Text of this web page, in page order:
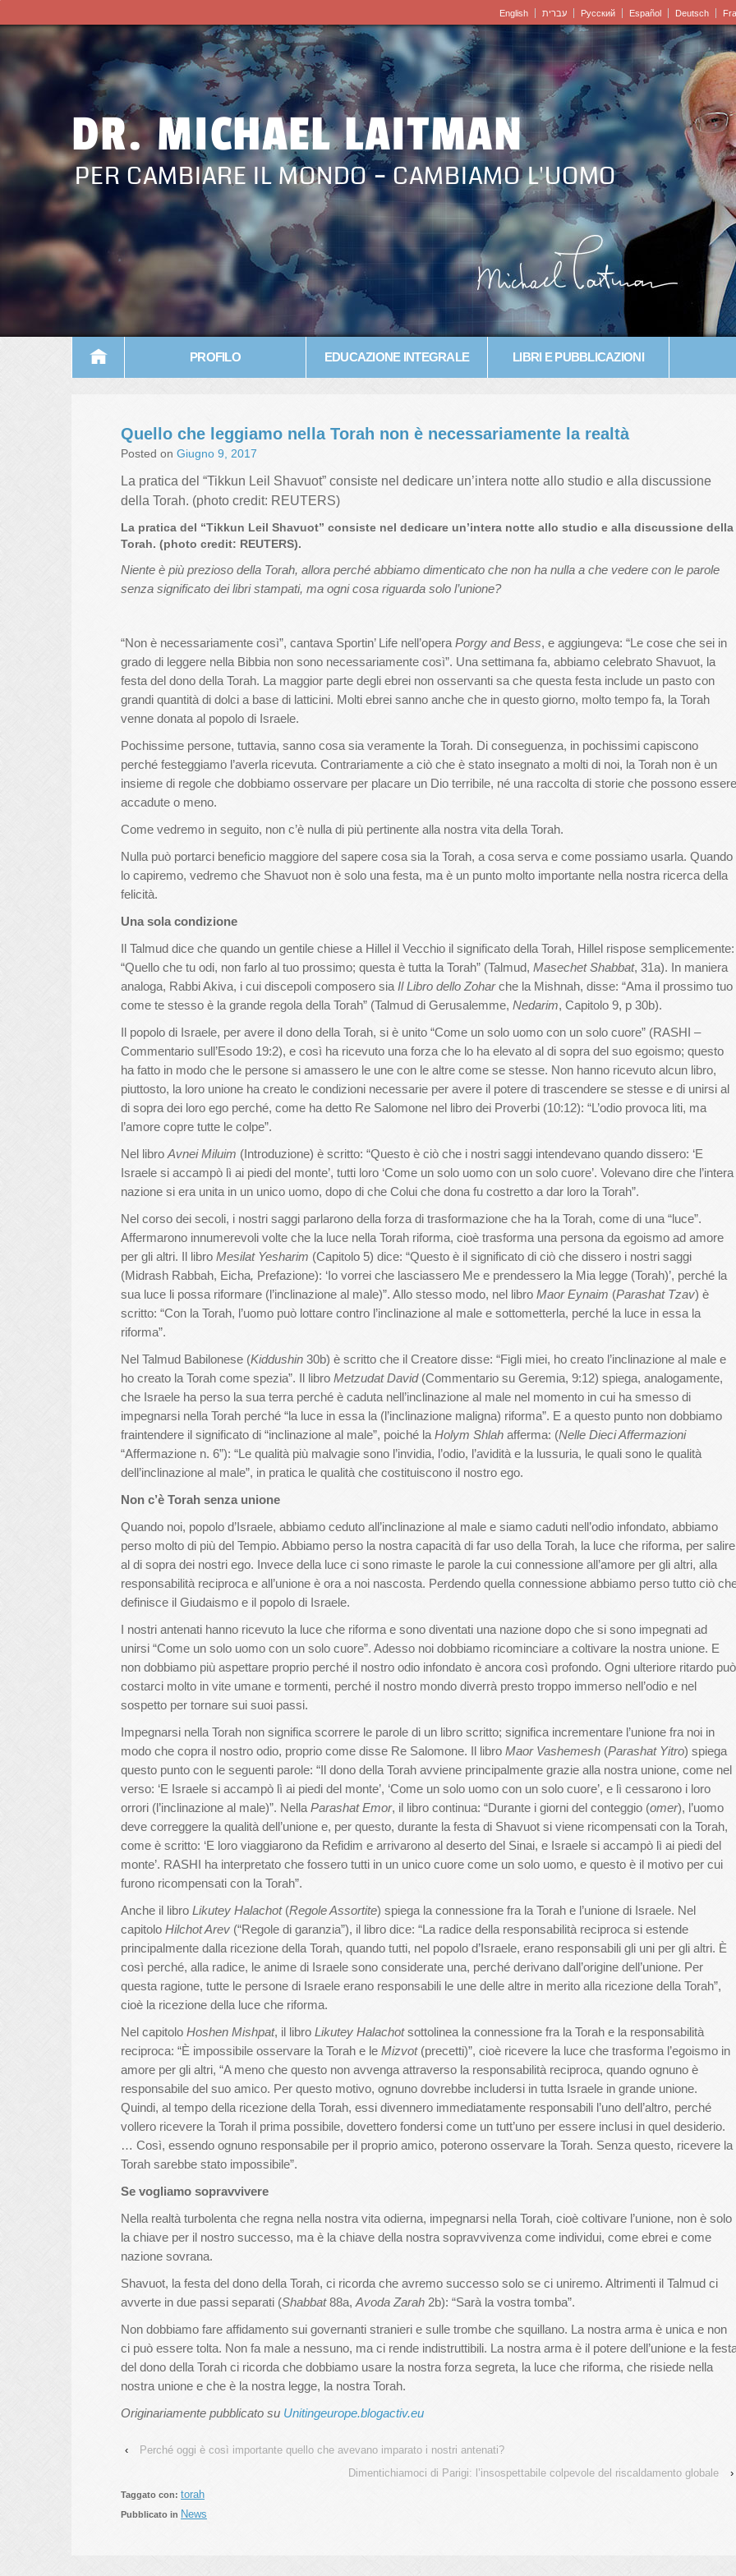
English עברית Pусский Español Deutsch
DR. MICHAEL LAITMAN
PER CAMBIARE IL MONDO – CAMBIAMO L'UOMO
PROFILO EDUCAZIONE INTEGRALE LIBRI E PUBBLICAZIONI
Quello che leggiamo nella Torah non è necessariamente la realtà
Posted on Giugno 9, 2017
La pratica del “Tikkun Leil Shavuot” consiste nel dedicare un’intera notte allo studio e alla discussione
della Torah. (photo credit: REUTERS)
La pratica del “Tikkun Leil Shavuot” consiste nel dedicare un’intera notte allo studio e alla discussione della
Torah. (photo credit: REUTERS).
Niente è più prezioso della Torah, allora perché abbiamo dimenticato che non ha nulla a che vedere con le parole
senza significato dei libri stampati, ma ogni cosa riguarda solo l’unione?
“Non è necessariamente così”, cantava Sportin’ Life nell’opera Porgy and Bess, e aggiungeva: “Le cose che sei in
grado di leggere nella Bibbia non sono necessariamente così”. Una settimana fa, abbiamo celebrato Shavuot, la
festa del dono della Torah. La maggior parte degli ebrei non osservanti sa che questa festa include un pasto con
grandi quantità di dolci a base di latticini. Molti ebrei sanno anche che in questo giorno, molto tempo fa, la Torah
venne donata al popolo di Israele.
Pochissime persone, tuttavia, sanno cosa sia veramente la Torah. Di conseguenza, in pochissimi capiscono
perché festeggiamo l’averla ricevuta. Contrariamente a ciò che è stato insegnato a molti di noi, la Torah non è un
insieme di regole che dobbiamo osservare per placare un Dio terribile, né una raccolta di storie che possono essere
accadute o meno.
Come vedremo in seguito, non c’è nulla di più pertinente alla nostra vita della Torah.
Nulla può portarci beneficio maggiore del sapere cosa sia la Torah, a cosa serva e come possiamo usarla. Quando
lo capiremo, vedremo che Shavuot non è solo una festa, ma è un punto molto importante nella nostra ricerca della
felicità.
Una sola condizione
Il Talmud dice che quando un gentile chiese a Hillel il Vecchio il significato della Torah, Hillel rispose semplicemente:
“Quello che tu odi, non farlo al tuo prossimo; questa è tutta la Torah” (Talmud, Masechet Shabbat, 31a). In maniera
analoga, Rabbi Akiva, i cui discepoli composero sia Il Libro dello Zoharche la Mishnah, disse: “Ama il prossimo tuo
come te stesso è la grande regola della Torah” (Talmud di Gerusalemme, Nedarim, Capitolo 9, p 30b).
Il popolo di Israele, per avere il dono della Torah, si è unito “Come un solo uomo con un solo cuore” (RASHI –
Commentario sull’Esodo 19:2), e così ha ricevuto una forza che lo ha elevato al di sopra del suo egoismo; questo
ha fatto in modo che le persone si amassero le une con le altre come se stesse. Non hanno ricevuto alcun libro,
piuttosto, la loro unione ha creato le condizioni necessarie per avere il potere di trascendere se stesse e di unirsi al
di sopra dei loro ego perché, come ha detto Re Salomone nel libro dei Proverbi (10:12): “L’odio provoca liti, ma
l’amore copre tutte le colpe”.
Nel libro Avnei Miluim (Introduzione) è scritto: “Questo è ciò che i nostri saggi intendevano quando dissero: ‘E
Israele si accampò lì ai piedi del monte’, tutti loro ‘Come un solo uomo con un solo cuore’. Volevano dire che l’intera
nazione si era unita in un unico uomo, dopo di che Colui che dona fu costretto a dar loro la Torah”.
Nel corso dei secoli, i nostri saggi parlarono della forza di trasformazione che ha la Torah, come di una “luce”.
Affermarono innumerevoli volte che la luce nella Torah riforma, cioè trasforma una persona da egoismo ad amore
per gli altri. Il libro Mesilat Yesharim (Capitolo 5) dice: “Questo è il significato di ciò che dissero i nostri saggi
(Midrash Rabbah, Eicha, Prefazione): ‘Io vorrei che lasciassero Me e prendessero la Mia legge (Torah)’, perché la
sua luce li possa riformare (l’inclinazione al male)”. Allo stesso modo, nel libro MaorEynaim (Parashat Tzav) è
scritto: “Con la Torah, l’uomo può lottare contro l’inclinazione al male e sottometterla, perché la luce in essa la
riforma”.
Nel Talmud Babilonese (Kiddushin 30b) è scritto che il Creatore disse: “Figli miei, ho creato l’inclinazione al male e
ho creato la Torah come spezia”. Il libro Metzudat David (Commentario su Geremia, 9:12) spiega, analogamente,
che Israele ha perso la sua terra perché è caduta nell’inclinazione al male nel momento in cui ha smesso di
impegnarsi nella Torah perché “la luce in essa la (l’inclinazione maligna) riforma”. E a questo punto non dobbiamo
fraintendere il significato di “inclinazione al male”, poiché la Holym Shlah afferma: (Nelle Dieci Affermazioni
“Affermazione n. 6”): “Le qualità più malvagie sono l’invidia, l’odio, l’avidità e la lussuria, le quali sono le qualità
dell’inclinazione al male”, in pratica le qualità che costituiscono il nostro ego.
Non c’è Torah senza unione
Quando noi, popolo d’Israele, abbiamo ceduto all’inclinazione al male e siamo caduti nell’odio infondato, abbiamo
perso molto di più del Tempio. Abbiamo perso la nostra capacità di far uso della Torah, la luce che riforma, per salire
al di sopra dei nostri ego. Invece della luce ci sono rimaste le parole la cui connessione all’amore per gli altri, alla
responsabilità reciproca e all’unione è ora a noi nascosta. Perdendo quella connessione abbiamo perso tutto ciò
definisce il Giudaismo e il popolo di Israele.
I nostri antenati hanno ricevuto la luce che riforma e sono diventati una nazione dopo che si sono impegnati ad
unirsi “Come un solo uomo con un solo cuore”. Adesso noi dobbiamo ricominciare a coltivare la nostra unione. E
non dobbiamo più aspettare proprio perché il nostro odio infondato è ancora così profondo. Ogni ulteriore ritardo può
costarci molto in vite umane e tormenti, perché il nostro mondo diverrà presto troppo immerso nell’odio e nel
sospetto per tornare sui suoi passi.
Impegnarsi nella Torah non significa scorrere le parole di un libro scritto; significa incrementare l’unione fra noi in
modo che copra il nostro odio, proprio come disse Re Salomone. Il libro Maor Vashemesh (Parashat Yitro) spiega
questo punto con le seguenti parole: “Il dono della Torah avviene principalmente grazie alla nostra unione, come nel
verso: ‘E Israele si accampò lì ai piedi del monte’, ‘Come un solo uomo con un solo cuore’, e lì cessarono i loro
orrori (l’inclinazione al male)”. Nella Parashat Emor, il libro continua: “Durante i giorni del conteggio (omer), l’uomo
deve correggere la qualità dell’unione e, per questo, durante la festa di Shavuot si viene ricompensati con la Torah,
come è scritto: ‘E loro viaggiarono da Refidim e arrivarono al deserto del Sinai, e Israele si accampò lì ai piedi del
monte’. RASHI ha interpretato che fossero tutti in un unico cuore come un solo uomo, e questo è il motivo per cui
furono ricompensati con la Torah”.
Anche il libro Likutey Halachot(Regole Assortite) spiega la connessione fra la Torah e l’unione di Israele. Nel
capitolo Hilchot Arev (“Regole di garanzia”), il libro dice: “La radice della responsabilità reciproca si estende
principalmente dalla ricezione della Torah, quando tutti, nel popolo d’Israele, erano responsabili gli uni per gli altri. È
così perché, alla radice, le anime di Israele sono considerate una, perché derivano dall’origine dell’unione. Per
questa ragione, tutte le persone di Israele erano responsabili le une delle altre in merito alla ricezione della Torah”,
cioè la ricezione della luce che riforma.
Nel capitolo Hoshen Mishpat, il libro Likutey Halachotsottolinea la connessione fra la Torah e la responsabilità
reciproca: “È impossibile osservare la Torah e le Mizvot(precetti)”, cioè ricevere la luce che trasforma l’egoismo in
amore per gli altri, “A meno che questo non avvenga attraverso la responsabilità reciproca, quando ognuno è
responsabile del suo amico. Per questo motivo, ognuno dovrebbe includersi in tutta Israele in grande unione.
Quindi, al tempo della ricezione della Torah, essi divennero immediatamente responsabili l’uno dell’altro, perché
vollero ricevere la Torah il prima possibile, dovettero fondersi come un tutt’uno per essere inclusi in quel desiderio.
… Così, essendo ognuno responsabile per il proprio amico, poterono osservare la Torah. Senza questo, ricevere la
Torah sarebbe stato impossibile”.
Se vogliamo sopravvivere
Nella realtà turbolenta che regna nella nostra vita odierna, impegnarsi nella Torah, cioè coltivare l’unione, non è solo
la chiave per il nostro successo, ma è la chiave della nostra sopravvivenza come individui, come ebrei e come
nazione sovrana.
Shavuot, la festa del dono della Torah, ci ricorda che avremo successo solo se ci uniremo. Altrimenti il Talmud ci
avverte in due passi separati (Shabbat88a, Avoda Zarah 2b): “Sarà la vostra tomba”.
Non dobbiamo fare affidamento sui governanti stranieri e sulle trombe che squillano. La nostra arma è unica e non
ci può essere tolta. Non fa male a nessuno, ma ci rende indistruttibili. La nostra arma è il potere dell’unione e la
del dono della Torah ci ricorda che dobbiamo usare la nostra forza segreta, la luce che riforma, che risiede nella
nostra unione e che è la nostra legge, la nostra Torah.
Originariamente pubblicato su Unitingeurope.blogactiv.eu
‹
Perché oggi è così importante quello che avevano imparato i nostri antenati?
Dimentichiamoci di Parigi: l’insospettabile colpevole del riscaldamento globale
›
Taggato con: torah
Pubblicato in News